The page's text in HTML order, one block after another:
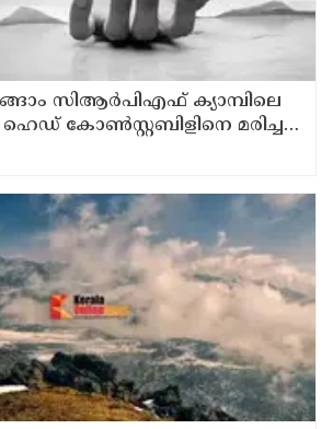
സിആര്‍പിഎഫ് ക്യാമ്പിലെ
ഹെഡ് കോണ്‍സ്റ്റബിളിനെ മരിച്ച